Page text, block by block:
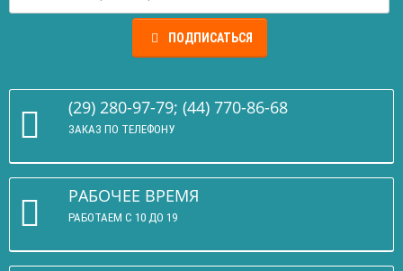
ПОДПИСАТЬСЯ
(29) 280-97-79; (44) 770-86-68
ЗАКАЗ ПО ТЕЛЕФОНУ
РАБОЧЕЕ ВРЕМЯ
РАБОТАЕМ С 10 ДО 19